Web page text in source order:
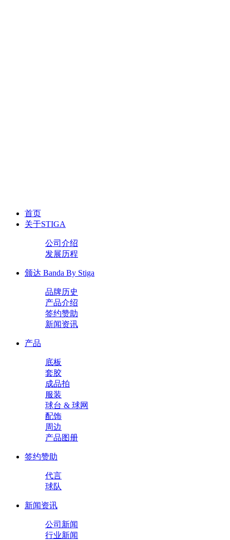
首页
关于STIGA
公司介绍
发展历程
颁达 Banda By Stiga
品牌历史
产品介绍
签约赞助
新闻资讯
产品
底板
套胶
成品拍
服装
球台 & 球网
配饰
周边
产品图册
签约赞助
代言
球队
新闻资讯
公司新闻
行业新闻